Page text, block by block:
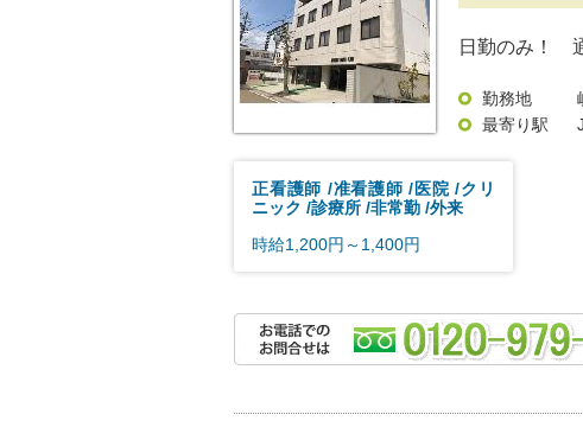
日勤のみ！
勤務地
最寄り駅
正看護師 准看護師 医院
クリ
ニック
診療所 非常勤 外来
時給1,200円～1,400円